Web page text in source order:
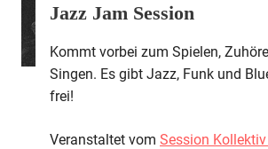
Jazz Jam Session
Kommt vorbei zum Spielen,
Singen. Es gibt Jazz, Funk und
frei!
Veranstaltet vom Session